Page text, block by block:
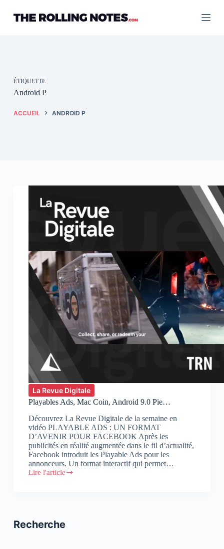
contenu
ÉTIQUETTE
Android P
ACCUEIL ANDROID P
La Revue Digitale
Playables Ads, Mac Coin, Android 9.0 Pie…
Découvrez La Revue Digitale de la semaine en
vidéo PLAYABLE ADS : UN FORMAT
D’AVENIR POUR FACEBOOK Après les
publicités en réalité augmentée dans le fil d’actualité,
Facebook introduit les Playable Ads pour les
annonceurs. Un format interactif qui permet…
Lire l'article
Playables
Pie…
Recherche